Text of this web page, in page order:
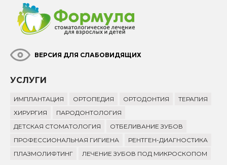
ВЕРСИЯ ДЛЯ СЛАБОВИДЯЩИХ
УСЛУГИ
ИМПЛАНТАЦИЯ ОРТОПЕДИЯ ОРТОДОНТИЯ
ТЕРАПИЯ
ХИРУРГИЯ
ПАРОДОНТОЛОГИЯ
ДЕТСКАЯ СТОМАТОЛОГИЯ
ОТБЕЛИВАНИЕ ЗУБОВ
ПРОФЕССИОНАЛЬНАЯ ГИГИЕНА
РЕНТГЕН-ДИАГНОСТИКА
ПЛАЗМОЛИФТИНГ
ЛЕЧЕНИЕ ЗУБОВ ПОД МИКРОСКОПОМ